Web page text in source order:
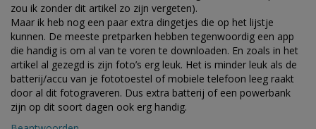
zou ik zonder dit artikel zo zijn vergeten).
Maar ik heb nog een paar extra dingetjes die op het lijstje
kunnen. De meeste pretparken hebben tegenwoordig een app
die handig is om al van te voren te downloaden. En zoals in het
artikel al gezegd is zijn foto’s erg leuk. Het is minder leuk als de
batterij/accu van je fototoestel of mobiele telefoon leeg raakt
door al dit fotograveren. Dus extra batterij of een powerbank
zijn op dit soort dagen ook erg handig.